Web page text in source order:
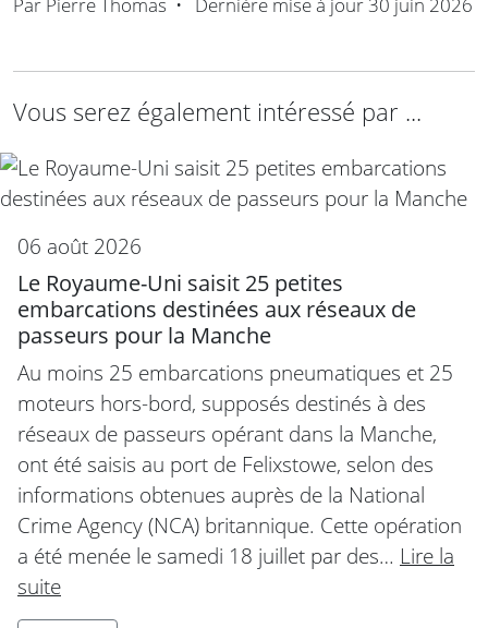
Par Pierre Thomas • Dernière mise à jour 30 juin 2026
Vous serez également intéressé par ...
06 août 2026
Le Royaume-Uni saisit 25 petites
embarcations destinées aux réseaux de
passeurs pour la Manche
Au moins 25 embarcations pneumatiques et 25
moteurs hors-bord, supposés destinés à des
réseaux de passeurs opérant dans la Manche,
ont été saisis au port de Felixstowe, selon des
informations obtenues auprès de la National
Crime Agency (NCA) britannique. Cette opération
a été menée le samedi 18 juillet par des… Lire la
suite